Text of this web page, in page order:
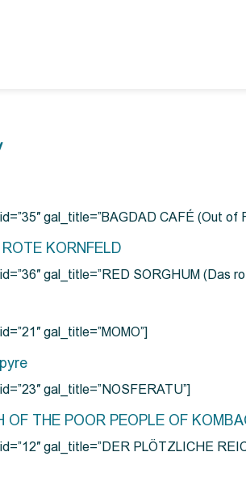
gal_title=”BAGDAD CAFÉ (Out of
KORNFELD
gal_title=”RED SORGHUM (Das
gal_title=”MOMO”]
gal_title=”NOSFERATU”]
OF THE POOR PEOPLE OF
gal_title=”DER PLÖTZLICHE